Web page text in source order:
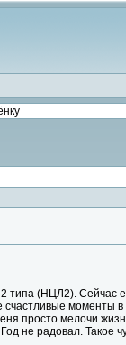
типа (НЦЛ2). Сейчас
счастливые моменты
просто мелочи
не радовал. Такое